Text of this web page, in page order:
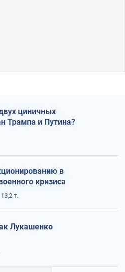
циничных
Трампа и Путина?
в
кризиса
13,2 т.
Лукашенко